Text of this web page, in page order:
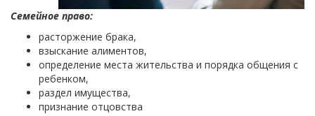
Семейное право:
расторжение брака,
взыскание алиментов,
определение места жительства и порядка общения с
ребенком,
раздел имущества,
признание отцовства